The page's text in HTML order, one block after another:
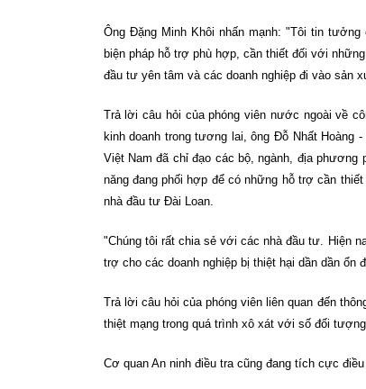
Ông Đặng Minh Khôi nhấn mạnh: "Tôi tin
biện pháp hỗ trợ phù hợp, cần thiết đối với
đầu tư yên tâm và các doanh nghiệp đi vào sản
Trả lời câu hỏi của phóng viên nước ngoài về
kinh doanh trong tương lai, ông Đỗ Nhất
Việt Nam đã chỉ đạo các bộ, ngành, địa
năng đang phối hợp để có những hỗ trợ cần
nhà đầu tư Đài Loan.
"Chúng tôi rất chia sẻ với các nhà đầu tư. Hiện
trợ cho các doanh nghiệp bị thiệt hại dần dần ổn
Trả lời câu hỏi của phóng viên liên quan đến
thiệt mạng trong quá trình xô xát với số đối
Cơ quan An ninh điều tra cũng đang tích cực